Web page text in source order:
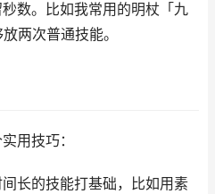
数。比如我常用的明杖「九
两次普通技能。
用技巧：
长的技能打基础，比如用素